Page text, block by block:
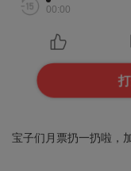
00:00
宝子们月票扔一扔啦，